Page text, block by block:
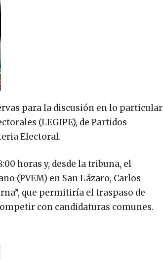
para la discusión en lo particular
(LEGIPE), de Partidos
Electoral.
horas y, desde la tribuna, el
(PVEM) en San Lázaro, Carlos
que permitiría el traspaso de
con candidaturas comunes.